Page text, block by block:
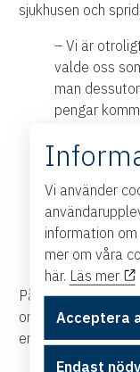
sjukhusen och
– Vi är
valde oss
man
pengar
aktiviteter
liknande
våra familjer,
så snart
Jonsson,
På
om föreningen och
en gåva? Läs mer
Vi använder
information
mer om våra
här. Läs mer
Acceptera
Endast